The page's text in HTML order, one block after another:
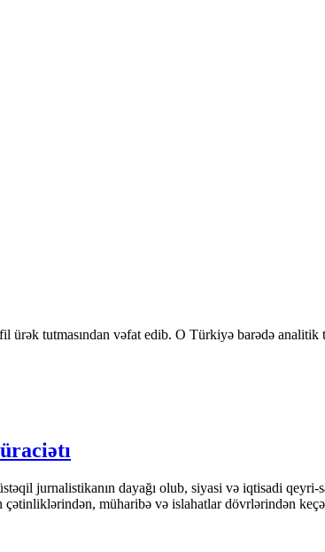
ürək tutmasından vəfat edib. O Türkiyə barədə
jurnalistikanın dayağı olub, siyasi və iqtisadi
müharibə və islahatlar dövrlərindən